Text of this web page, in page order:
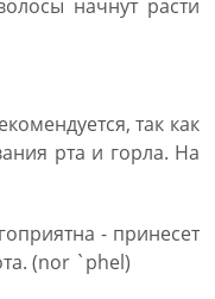
начнут расти
так как
рта и горла. На
- принесет
(nor `phel)